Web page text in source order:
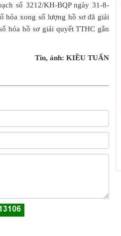
số 3212/KH-BQP ngày 31-8-
hóa xong số lượng hồ sơ đã giải
hóa hồ sơ giải quyết TTHC gắn
Tin, ảnh: KIỀU TUẤN